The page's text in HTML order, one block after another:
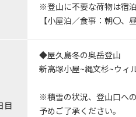
※登山に不要な荷物は宿
【小屋泊／食事：朝〇、
目
◆屋久島冬の奥岳登山
新高塚小屋~縄文杉~ウィ
※積雪の状況、登山口へ
予めご了承ください。